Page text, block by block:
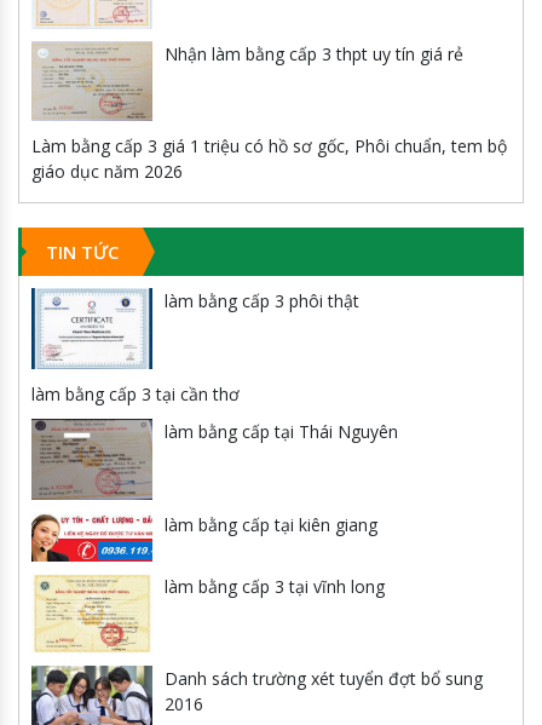
Nhận làm bằng cấp 3 thpt uy tín giá rẻ
Làm bằng cấp 3 giá 1 triệu có hồ sơ gốc, Phôi chuẩn, tem bộ
giáo dục năm 2026
TIN TỨC
làm bằng cấp 3 phôi thật
làm bằng cấp 3 tại cần thơ
làm bằng cấp tại Thái Nguyên
làm bằng cấp tại kiên giang
làm bằng cấp 3 tại vĩnh long
Danh sách trường xét tuyển đợt bổ sung
2016